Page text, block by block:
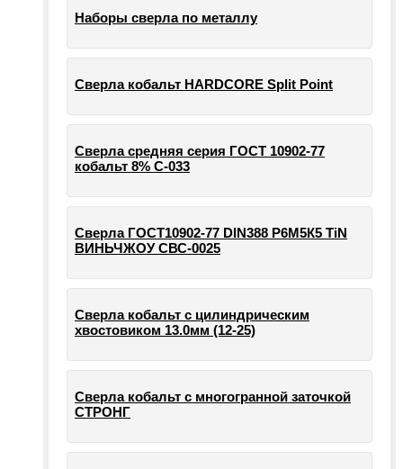
Наборы сверла по металлу
Сверла кобальт HARDCORE Split Point
Сверла средняя серия ГОСТ 10902-77
кобальт 8% С-033
Сверла ГОСТ10902-77 DIN388 Р6М5К5 TiN
ВИНЬЧЖОУ СВС-0025
Сверла кобальт с цилиндрическим
хвостовиком 13.0мм (12-25)
Сверла кобальт с многогранной заточкой
СТРОНГ